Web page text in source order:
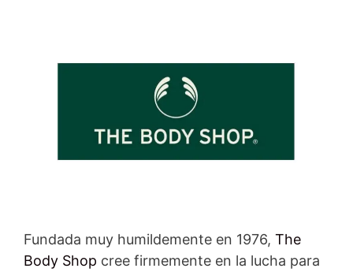
Fundada muy humildemente en 1976, The
Body Shop cree firmemente en la lucha para